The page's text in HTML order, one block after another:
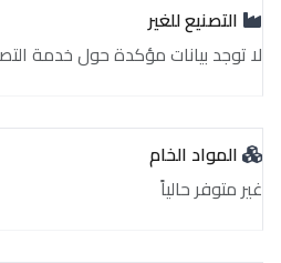
التصنيع للغير
لا توجد بيانات مؤكدة حول خدمة
المواد الخام
غير متوفر حالياً